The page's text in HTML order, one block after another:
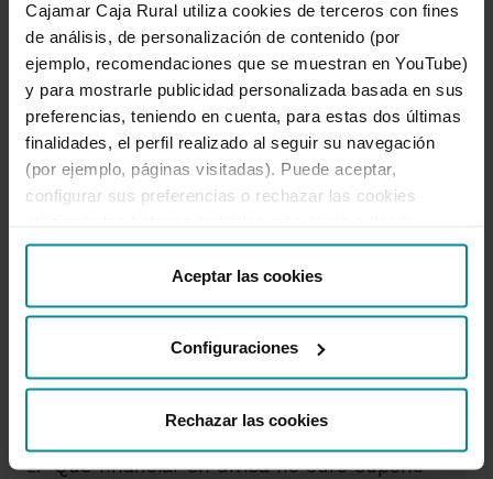
Cajamar Caja Rural utiliza cookies de terceros con fines
de análisis, de personalización de contenido (por
ejemplo, recomendaciones que se muestran en YouTube)
y para mostrarle publicidad personalizada basada en sus
preferencias, teniendo en cuenta, para estas dos últimas
finalidades, el perfil realizado al seguir su navegación
(por ejemplo, páginas visitadas). Puede aceptar,
configurar sus preferencias o rechazar las cookies
“Detalles”. También puede obtener más información, así
como cambiar el consentimiento en cualquier momento
desde nuestraPolítica de Cookies.
Aceptar las cookies
Configuraciones
Rechazar las cookies
Si la financiación es en divisas, se aplicará
para el cálculo de los intereses el coste
financiero de tal divisa al plazo referido (p.ej.
Libor del Usd a 3 Meses si la financiación es
en dólares USA y el plazo de 3 meses)
Recomendaciones:
Si la moneda de pago es divisa, el cliente ha de
tener en cuenta:
Que existen diferencias en los índice de
referencia (Euribor, Libor de las diferentes
financieros (Libor Usd 3 M no es igual al
Euribor 3 M)
Que financiar en divisa no euro supone